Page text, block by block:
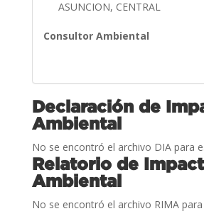
ASUNCION, CENTRAL
Consultor Ambiental
Declaración de
Ambiental
No se encontró el archivo DIA para
Relatorio de
Ambiental
No se encontró el archivo RIMA